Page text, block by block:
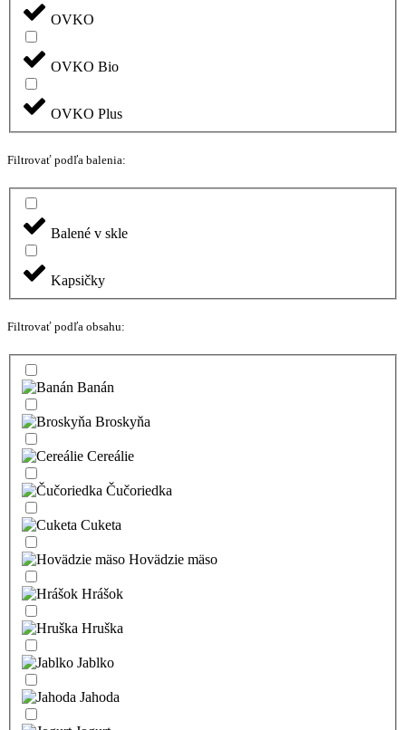
OVKO
OVKO Bio
OVKO Plus
Filtrovať podľa balenia:
Balené v skle
Kapsičky
Filtrovať podľa obsahu:
Banán
Broskyňa
Cereálie
Čučoriedka
Cuketa
Hovädzie mäso
Hrášok
Hruška
Jablko
Jahoda